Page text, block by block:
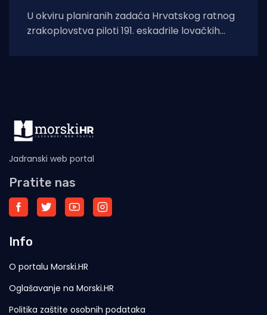
U okviru planiranih zadaća Hrvatskog ratnog
zrakoplovstva piloti 191. eskadrile lovačkih
Jadranski web portal
Pratite nas
Info
O portalu Morski.HR
Oglašavanje na Morski.HR
Politika zaštite osobnih podataka